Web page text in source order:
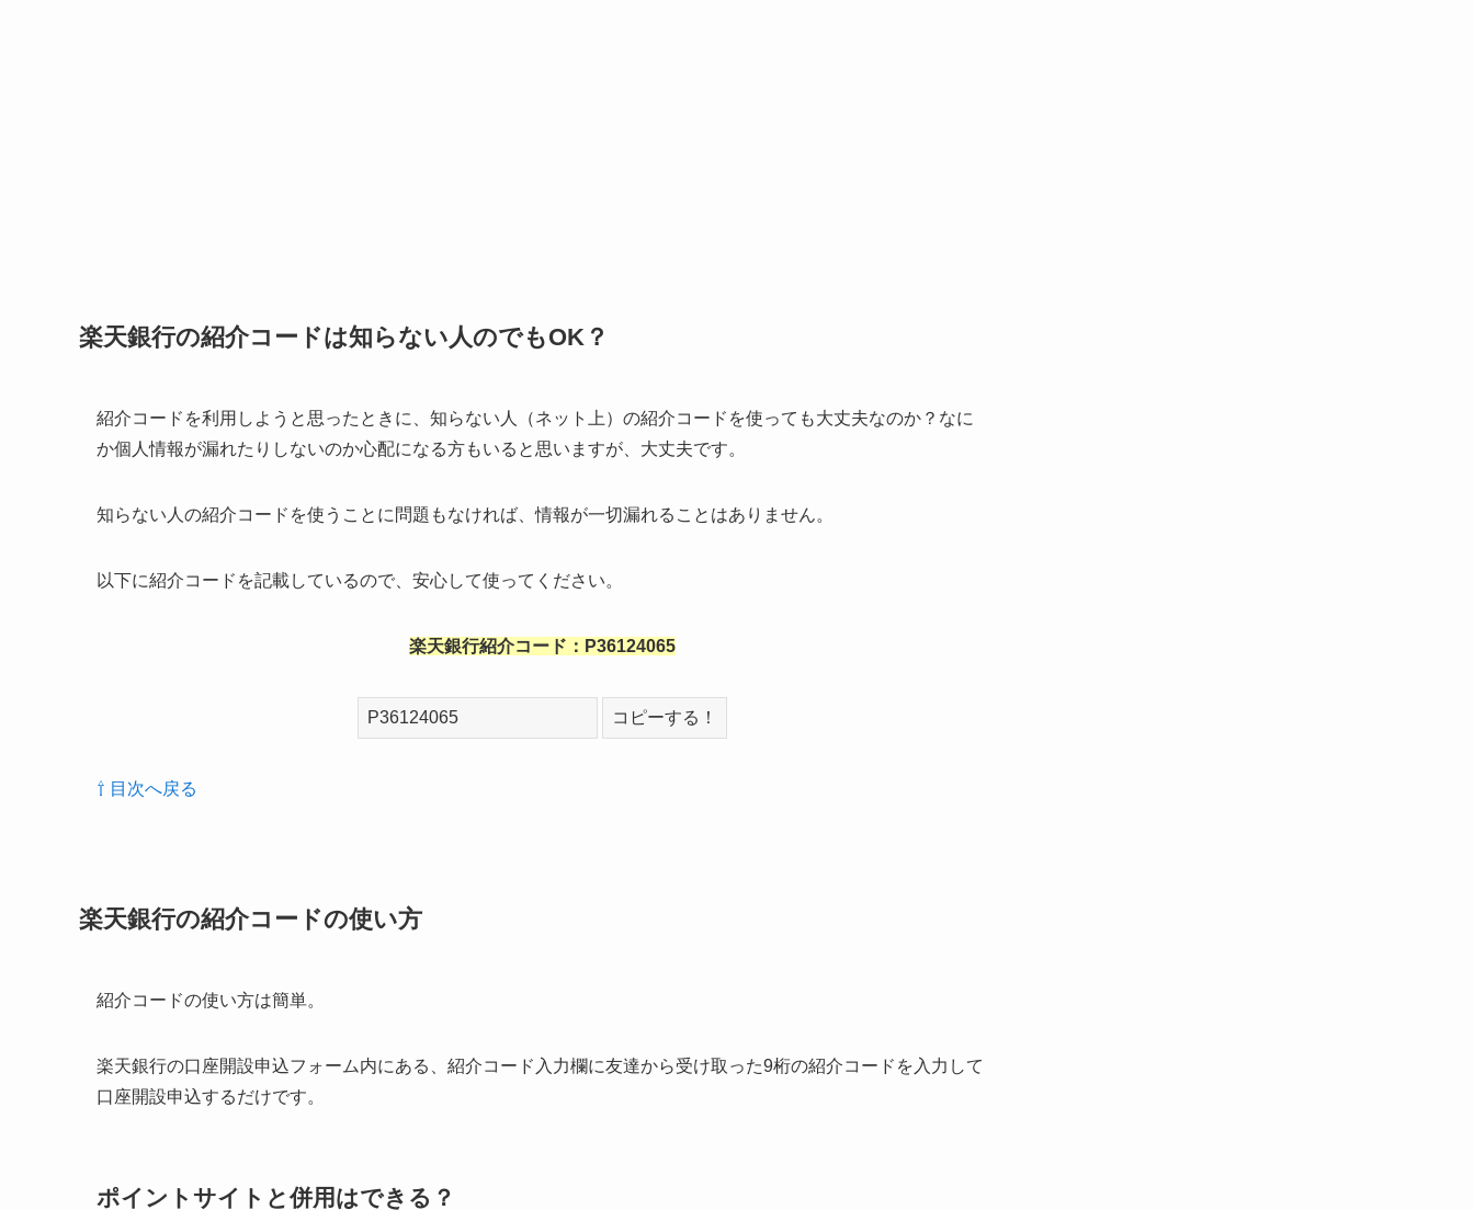
楽天銀行の紹介コードは知らない人のでもOK？
紹介コードを利用しようと思ったときに、知らない人（ネット上）の紹介コードを使っても大丈夫なのか？なに
か個人情報が漏れたりしないのか心配になる方もいると思いますが、大丈夫です。
知らない人の紹介コードを使うことに問題もなければ、情報が一切漏れることはありません。
以下に紹介コードを記載しているので、安心して使ってください。
楽天銀行紹介コード：P36124065
コピーする！
⇧ 目次へ戻る
楽天銀行の紹介コードの使い方
紹介コードの使い方は簡単。
楽天銀行の口座開設申込フォーム内にある、紹介コード入力欄に友達から受け取った9桁の紹介コードを入力して
口座開設申込するだけです。
ポイントサイトと併用はできる？